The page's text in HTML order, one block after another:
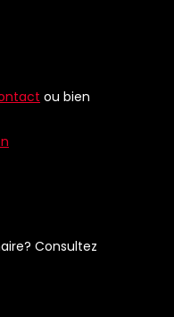
ou bien
Consultez